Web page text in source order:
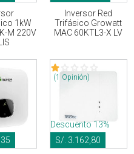
1kW
M 220V
Inversor Red
Trifásico Growatt
MAC 60KTL3-X LV
(1 Opinión)
S/. 3.162,80
Descuento 13%